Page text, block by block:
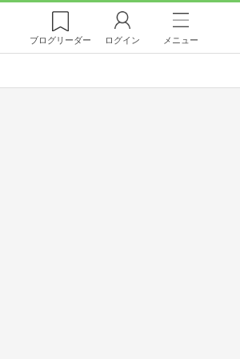
ブログリーダー ログイン メニュー